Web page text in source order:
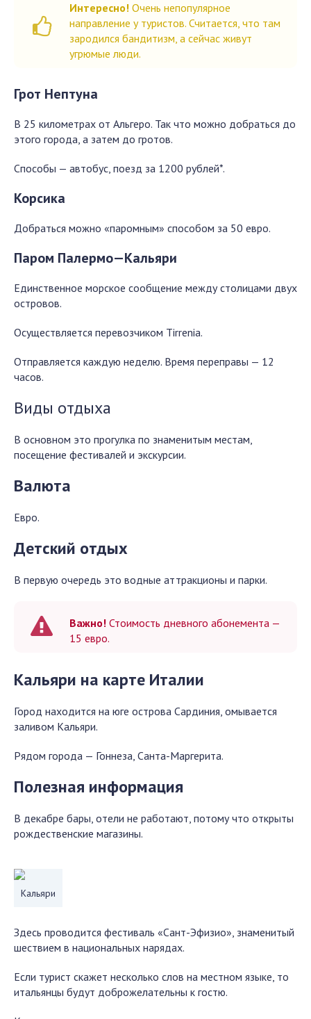
Интересно! Очень непопулярное
направление у туристов. Считается, что там
зародился бандитизм, а сейчас живут
угрюмые люди.
Грот Нептуна
В 25 километрах от Альгеро. Так что можно добраться до
этого города, а затем до гротов.
Способы — автобус, поезд за 1200 рублей*.
Корсика
Добраться можно «паромным» способом за 50 евро.
Паром Палермо—Кальяри
Единственное морское сообщение между столицами двух
островов.
Осуществляется перевозчиком Tirrenia.
Отправляется каждую неделю. Время переправы — 12
часов.
Виды отдыха
В основном это прогулка по знаменитым местам,
посещение фестивалей и экскурсии.
Валюта
Евро.
Детский отдых
В первую очередь это водные аттракционы и парки.
Важно! Стоимость дневного абонемента —
15 евро.
Кальяри на карте Италии
Город находится на юге острова Сардиния, омывается
заливом Кальяри.
Рядом города — Гоннеза, Санта-Маргерита.
Полезная информация
В декабре бары, отели не работают, потому что открыты
рождественские магазины.
Кальяри
Здесь проводится фестиваль «Сант-Эфизио», знаменитый
шествием в национальных нарядах.
Если турист скажет несколько слов на местном языке, то
итальянцы будут доброжелательны к гостю.